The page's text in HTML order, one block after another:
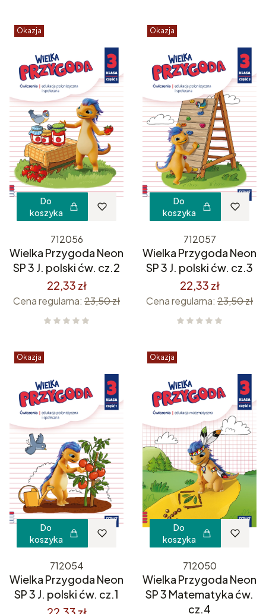
Okazja
Do
koszyka
712056
Wielka Przygoda Neon
SP 3 J. polski ćw. cz.2
22,33 zł
Cena regularna: 23,50 zł
Okazja
Do
koszyka
712057
Wielka Przygoda Neon
SP 3 J. polski ćw. cz.3
22,33 zł
Cena regularna: 23,50 zł
Okazja
Do
koszyka
712054
Wielka Przygoda Neon
SP 3 J. polski ćw. cz.1
Okazja
Do
koszyka
712050
Wielka Przygoda Neon
SP 3 Matematyka ćw.
cz.4